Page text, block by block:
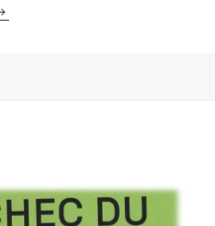
du numérique